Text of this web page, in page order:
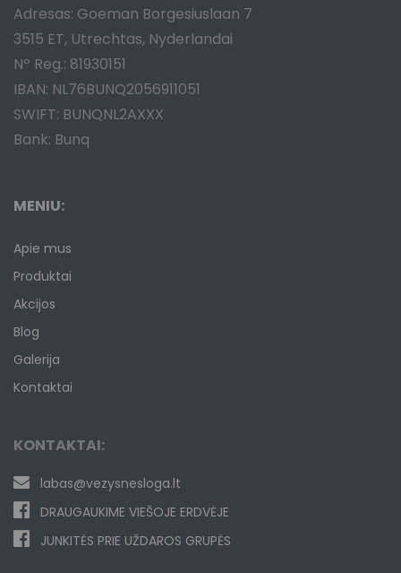
Adresas: Goeman Borgesiuslaan 7
3515 ET, Utrechtas, Nyderlandai
Nº Reg.: 81930151
IBAN: NL76BUNQ2056911051
SWIFT: BUNQNL2AXXX
Bank: Bunq
MENIU:
Apie mus
Produktai
Akcijos
Blog
Galerija
Kontaktai
KONTAKTAI:
labas@vezysnesloga.lt
DRAUGAUKIME VIEŠOJE ERDVĖJE
JUNKITĖS PRIE UŽDAROS GRUPĖS